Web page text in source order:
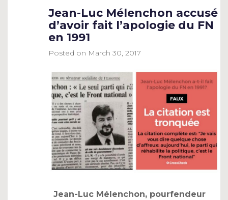
Jean-Luc Mélenchon accusé
d’avoir fait l’apologie du FN
en 1991
Posted on March 30, 2017
Jean-Luc Mélenchon, pourfendeur